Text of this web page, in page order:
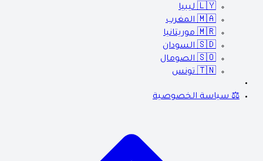
🇱🇾 ليبيا
🇲🇦 المغرب
🇲🇷 موريتانيا
🇸🇩 السودان
🇸🇴 الصومال
🇹🇳 تونس
⚖️ سياسة الخصوصية